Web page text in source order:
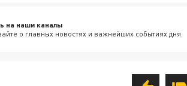
на наши каналы
о главных новостях и важнейших событиях дня.